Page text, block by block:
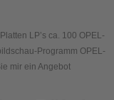
LP’s ca. 100 OPEL-
Programm OPEL-
mir ein Angebot